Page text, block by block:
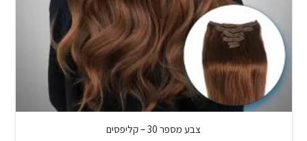
צבע מספר 30 – קליפסים